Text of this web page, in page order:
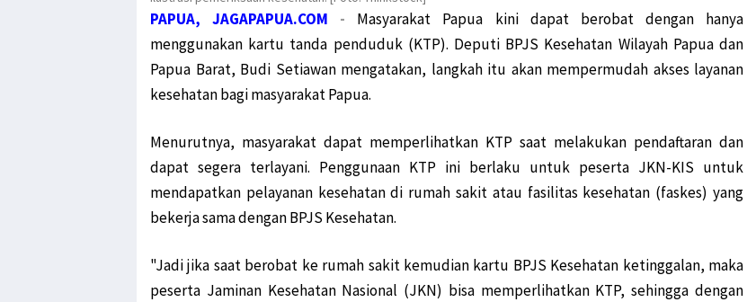
PAPUA, JAGAPAPUA.COM - Masyarakat Papua kini dapat berobat dengan hanya
menggunakan kartu tanda penduduk (KTP). Deputi BPJS Kesehatan Wilayah Papua dan
Papua Barat, Budi Setiawan mengatakan, langkah itu akan mempermudah akses layanan
kesehatan bagi masyarakat Papua.
Menurutnya, masyarakat dapat memperlihatkan KTP saat melakukan pendaftaran dan
dapat segera terlayani. Penggunaan KTP ini berlaku untuk peserta JKN-KIS untuk
mendapatkan pelayanan kesehatan di rumah sakit atau fasilitas kesehatan (faskes) yang
bekerja sama dengan BPJS Kesehatan.
"Jadi jika saat berobat ke rumah sakit kemudian kartu BPJS Kesehatan ketinggalan, maka
peserta Jaminan Kesehatan Nasional (JKN) bisa memperlihatkan KTP, sehingga dengan